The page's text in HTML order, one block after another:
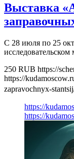
Выставка
С 28 июля по 25
250 RUB https://
https://
zapravochnyx-
https://
https://